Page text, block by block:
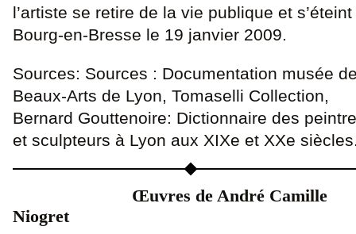
l’artiste se retire de la vie publique et s’éteint
Bourg-en-Bresse le 19 janvier 2009.
Sources: Sources : Documentation musée
Beaux-Arts de Lyon, Tomaselli Collection,
Bernard Gouttenoire: Dictionnaire des
et sculpteurs à Lyon aux XIXe et XXe
Œuvres de André Camille
Niogret